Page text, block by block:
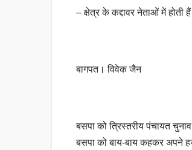
– क्षेत्र के कद्दावर नेताओं में होती
बागपत। विवेक जैन
बसपा को त्रिस्तरीय पंचायत
बसपा को बाय-बाय कहकर अपने